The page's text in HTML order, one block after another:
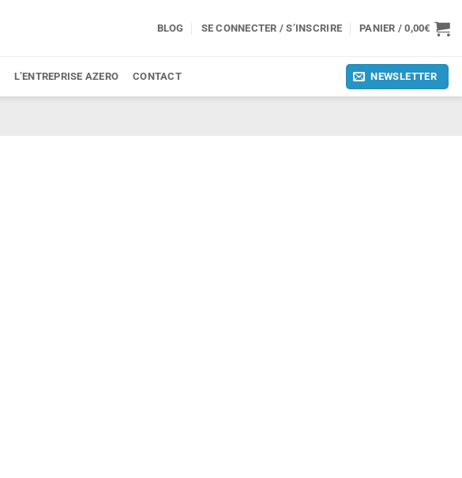
BLOG SE CONNECTER / S’INSCRIRE PANIER /0,00€
L’ENTREPRISE AZERO CONTACT NEWSLETTER